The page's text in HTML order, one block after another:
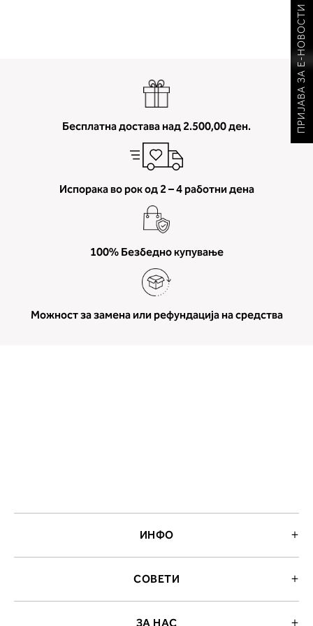
Бесплатна достава над 2.500,00 ден.
Испорака во рок од 2 – 4 работни дена
100% Безбедно купување
Можност за замена или рефундација на средства
ИНФО
СОВЕТИ
ЗА НАС
ПРИЈАВА ЗА Е-НОВОСТИ